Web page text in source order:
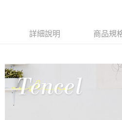
【大哥付你分期使用說明】
流程，驗證手機門號後，選擇欲分期的期
成交易。
3.實際核准額度、可分期數及費用金額請
4.訂單成立30分鐘內，如未前往確認交易
法說明評估內容。
【關於「AFTEE先享後付」】
AFTEE先享後付是「在收到商品之後才付
便利好安心！
１．簡單：不需註冊會員、不需綁卡、不需
Hami Point
相關說明
會員帳號後，即可在購物車使用 Hami
ATM付款
詳細說明 商品規